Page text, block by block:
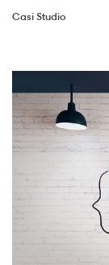
Casi Studio